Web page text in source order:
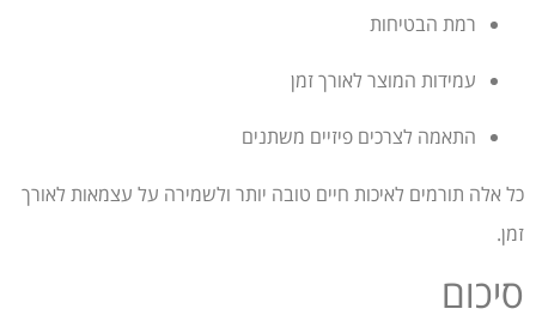
רמת הבטיחות
עמידות המוצר לאורך זמן
התאמה לצרכים פיזיים משתנים
כל אלה תורמים לאיכות חיים טובה יותר ולשמירה על עצמאות לאורך
זמן.
סיכום